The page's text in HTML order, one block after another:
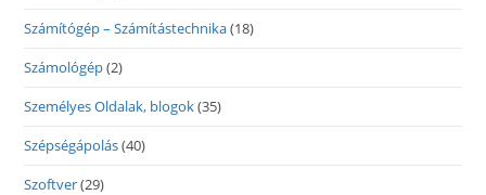
Számítógép – Számítástechnika(18)
Számológép(2)
Személyes Oldalak, blogok(35)
Szépségápolás(40)
Szoftver(29)